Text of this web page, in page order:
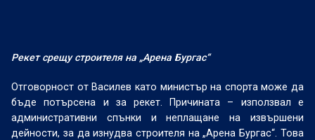
Рекет срещу строителя на „Арена Бургас“
Отговорност от Василев като министър на спорта може да
бъде потърсена и за рекет. Причината – използвал е
административни спънки и неплащане на извършени
дейности, за да изнудва строителя на „Арена Бургас“. Това